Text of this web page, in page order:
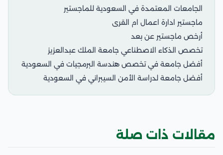
الجامعات المعتمدة في السعودية للماجستير
ماجستير ادارة اعمال ام القرى
أرخص ماجستير عن بعد
تخصص الذكاء الاصطناعي جامعة الملك عبدالعزيز
أفضل جامعة في تخصص هندسة البرمجيات في السعودية
أفضل جامعة لدراسة الأمن السيبراني في السعودية
مقالات ذات صلة